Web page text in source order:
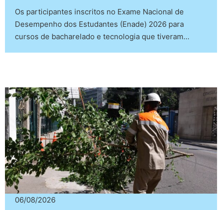
Os participantes inscritos no Exame Nacional de
Desempenho dos Estudantes (Enade) 2026 para
cursos de bacharelado e tecnologia que tiveram…
06/08/2026